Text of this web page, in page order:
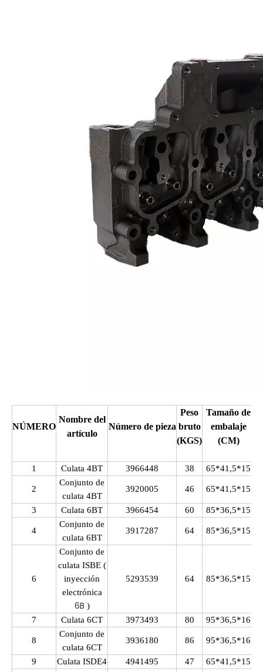
NÚMERO
Nombre del
artículo
Número de pieza
Peso
bruto
(KGS)
Tamaño de
embalaje
(CM)
1 Culata 4BT 3966448 38 65*41,5*15
2
Conjunto de
culata 4BT
3920005 46 65*41,5*15
3 Culata 6BT 3966454 60 85*36,5*15
4
Conjunto de
culata 6BT
3917287 64 85*36,5*15
6
Conjunto de
culata ISBE (
inyección
electrónica
6B )
5293539 64 85*36,5*15
7 Culata 6CT 3973493 80 95*36,5*16
8
Conjunto de
culata 6CT
3936180 86 95*36,5*16
9 Culata ISDE4 4941495 47
65*41,5*15